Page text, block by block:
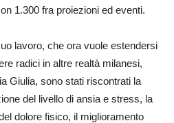
1.300 fra proiezioni ed eventi.
lavoro, che ora vuole estendersi
radici in altre realtà milanesi,
Giulia, sono stati riscontrati la
del livello di ansia e stress, la
dolore fisico, il miglioramento